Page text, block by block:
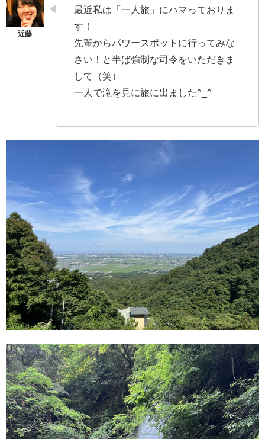
最近私は「一人旅」にハマっておりま
す！
先輩からパワースポットに行ってみな
さい！と半ば強制な司令をいただきま
して（笑）
一人で滝を見に旅に出ました^_^